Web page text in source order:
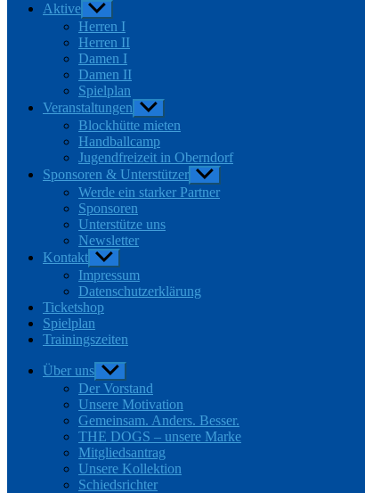
Aktive Untermenü
anzeigen
Herren I
Herren II
Damen I
Damen II
Spielplan
Veranstaltungen Untermenü
anzeigen
Blockhütte mieten
Handballcamp
Jugendfreizeit in Oberndorf
Sponsoren & Unterstützer Untermenü
anzeigen
Werde ein starker Partner
Sponsoren
Unterstütze uns
Newsletter
Kontakt Untermenü
anzeigen
Impressum
Datenschutzerklärung
Ticketshop
Spielplan
Trainingszeiten
Über uns Untermenü
anzeigen
Der Vorstand
Unsere Motivation
Gemeinsam. Anders. Besser.
THE DOGS – unsere Marke
Mitgliedsantrag
Unsere Kollektion
Schiedsrichter